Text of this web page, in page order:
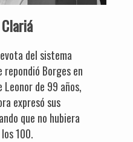
del sistema
Borges en
Leonor de 99 años,
expresó sus
que no hubiera
100.